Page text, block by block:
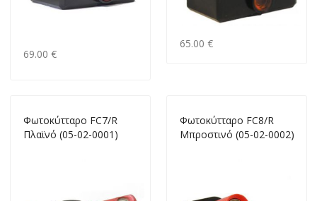
69.00 €
65.00 €
Φωτοκύτταρο FC7/R
Πλαϊνό (05-02-0001)
Φωτοκύτταρο FC8/R
Μπροστινό (05-02-0002)